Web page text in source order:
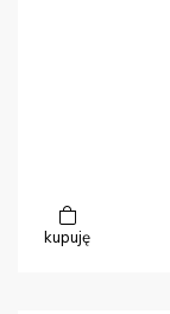
kupuję